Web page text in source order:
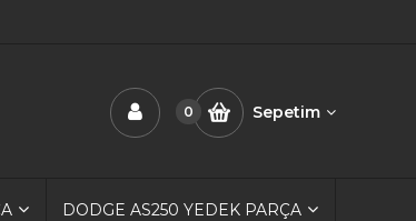
0 Sepetim
DODGE AS250 YEDEK PARÇA